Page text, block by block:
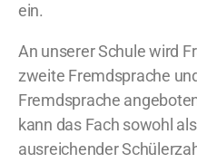
ein.
An unserer Schule wird
zweite Fremdsprache
Fremdsprache
kann das Fach sowohl
ausreichender